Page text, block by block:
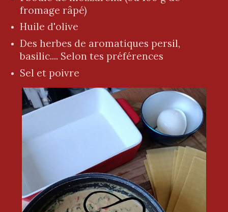
fromage râpé)
Huile d'olive
Des herbes de aromatiques persil,
basilic.... Selon tes préférences
Sel et poivre